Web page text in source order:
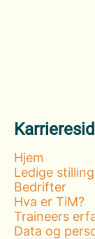
Hjem
Ledige
Bedrifter
Hva er TiM?
Traineers
Data og